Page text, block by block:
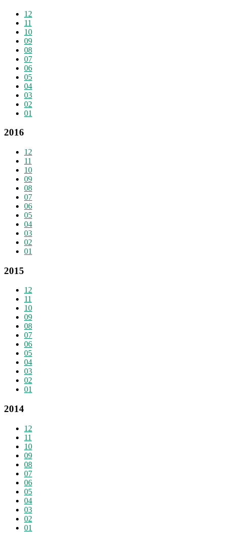
12
11
10
09
08
07
06
05
04
03
02
01
2016
12
11
10
09
08
07
06
05
04
03
02
01
2015
12
11
10
09
08
07
06
05
04
03
02
01
2014
12
11
10
09
08
07
06
05
04
03
02
01